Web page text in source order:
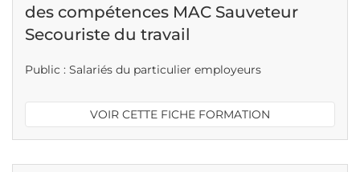
des compétences MAC Sauveteur
Secouriste du travail
Public : Salariés du particulier employeurs
VOIR CETTE FICHE FORMATION